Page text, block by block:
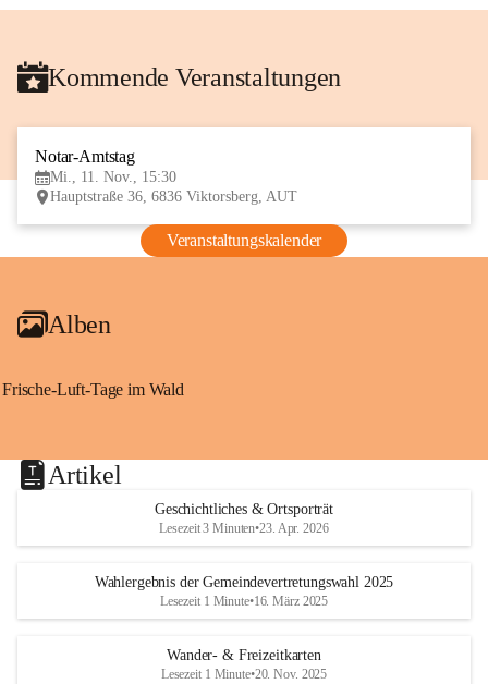
Kommende Veranstaltungen
Notar-Amtstag
Mi., 11. Nov., 15:30
Hauptstraße 36, 6836 Viktorsberg, AUT
Veranstaltungskalender
Alben
Frische-Luft-Tage im Wald
Artikel
Geschichtliches & Ortsporträt
Lesezeit 3 Minuten•23. Apr. 2026
Wahlergebnis der Gemeindevertretungswahl 2025
Lesezeit 1 Minute•16. März 2025
Wander- & Freizeitkarten
Lesezeit 1 Minute•20. Nov. 2025